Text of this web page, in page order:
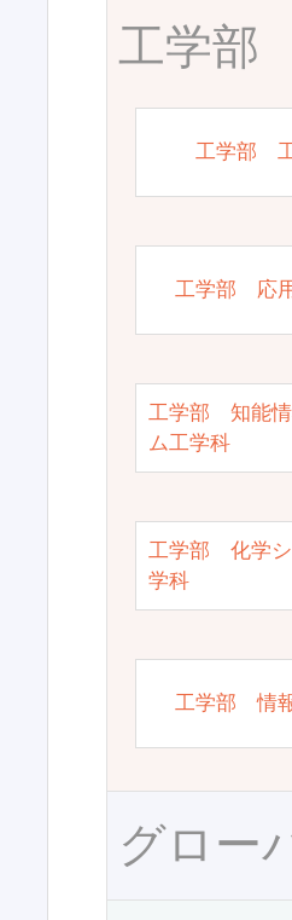
工学部
工学部
工学部 応
工学部 知能情
ム工学科
工学部 化学シ
学科
工学部 情
グロー